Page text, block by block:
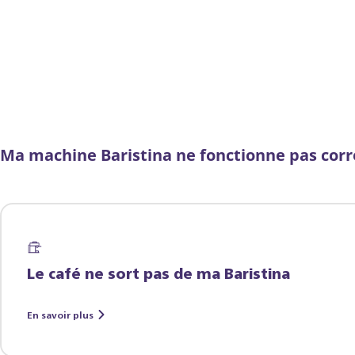
Ma machine Baristina ne fonctionne pas
Le café ne sort pas de ma Baristina
En savoir plus